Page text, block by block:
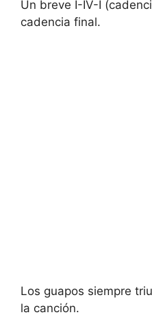
Un breve I-IV-I
cadencia final.
Los guapos siempre
la canción.